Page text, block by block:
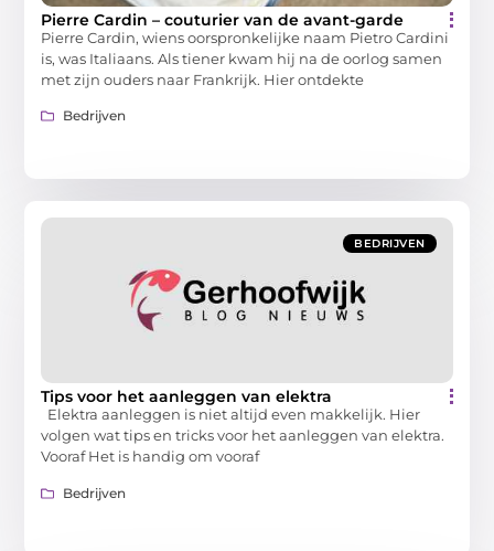
Pierre Cardin – couturier van de avant-garde
Pierre Cardin, wiens oorspronkelijke naam Pietro Cardini
is, was Italiaans. Als tiener kwam hij na de oorlog samen
met zijn ouders naar Frankrijk. Hier ontdekte
Bedrijven
BEDRIJVEN
Tips voor het aanleggen van elektra
Elektra aanleggen is niet altijd even makkelijk. Hier
volgen wat tips en tricks voor het aanleggen van elektra.
Vooraf Het is handig om vooraf
Bedrijven